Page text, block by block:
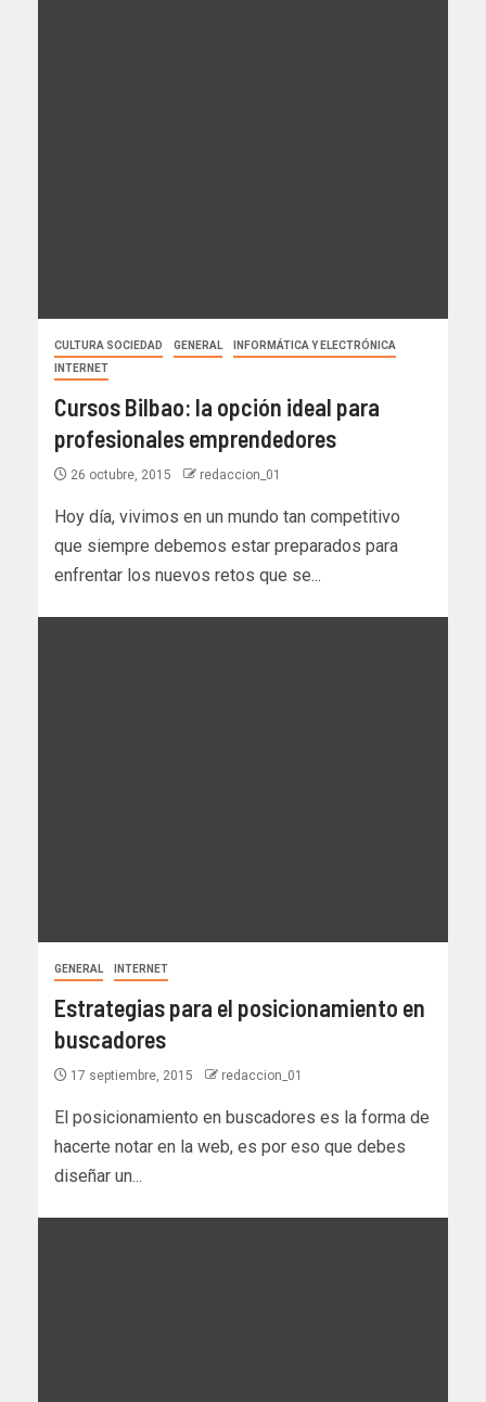
CULTURA SOCIEDAD GENERAL
INFORMÁTICA Y ELECTRÓNICA
INTERNET
Cursos Bilbao: la opción ideal para
profesionales emprendedores
26 octubre, 2015 redaccion_01
Hoy día, vivimos en un mundo tan competitivo
que siempre debemos estar preparados para
enfrentar los nuevos retos que se...
GENERAL INTERNET
Estrategias para el posicionamiento en
buscadores
17 septiembre, 2015 redaccion_01
El posicionamiento en buscadores es la forma de
hacerte notar en la web, es por eso que debes
diseñar un...